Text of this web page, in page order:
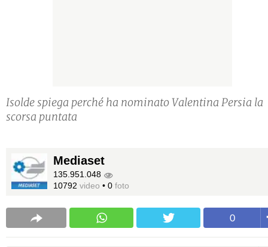
Isolde spiega perché ha nominato Valentina Persia la
scorsa puntata
Mediaset
135.951.048
10792 video • 0 foto
0